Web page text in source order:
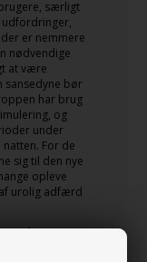
særligt
udfordringer,
er nemmere
nødvendige
at være
sansedyne bør
har brug
og
under
For de
sig til den nye
opleve
urolig adfærd
på 2-4 kg